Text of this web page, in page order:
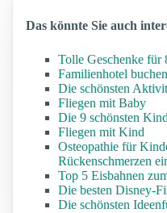
Das könnte Sie auch
Tolle Geschenke für
Familienhotel
Die schönsten
Fliegen mit Baby
Die 9 schönsten
Fliegen mit Kind
Osteopathie für
Rückenschmerzen
Top 5 Eisbahnen
Die besten Disney-
Die schönsten